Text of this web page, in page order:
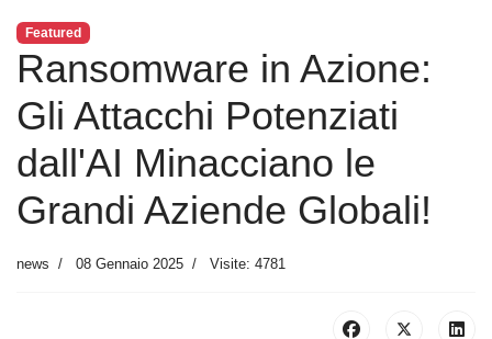
Featured
Ransomware in Azione:
Gli Attacchi Potenziati
dall'AI Minacciano le
Grandi Aziende Globali!
news 08 Gennaio 2025 Visite: 4781